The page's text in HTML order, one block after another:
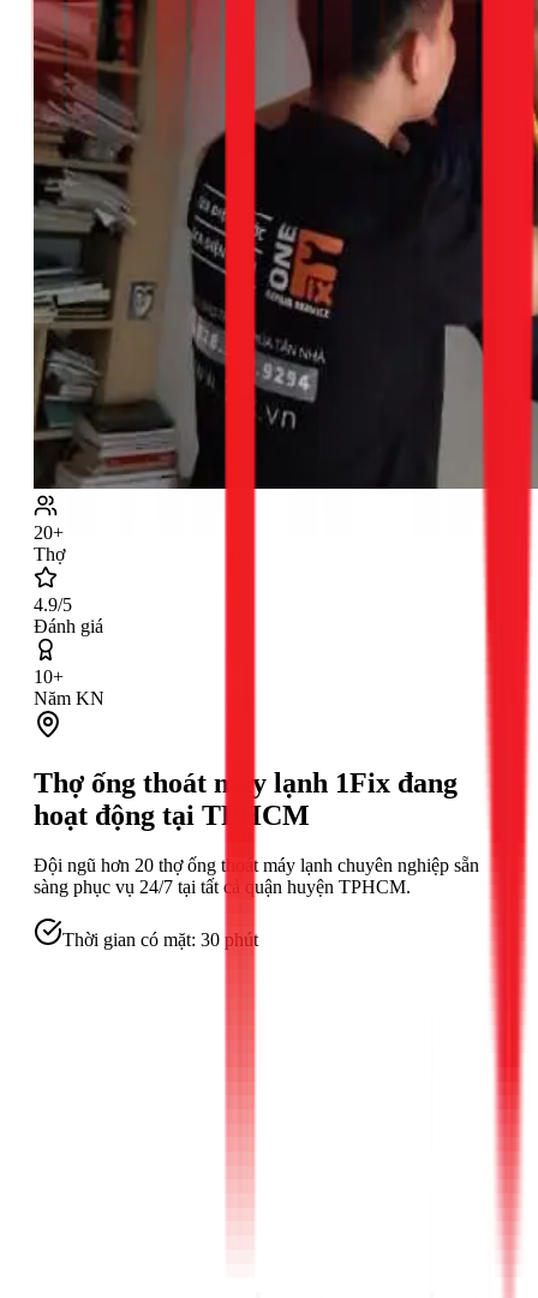
20+
Thợ
4.9/5
Đánh giá
10+
Năm KN
Thợ ống thoát máy lạnh 1Fix đang
hoạt động tại TPHCM
Đội ngũ hơn 20 thợ ống thoát máy lạnh chuyên nghiệp sẵn
sàng phục vụ 24/7 tại tất cả quận huyện TPHCM.
Thời gian có mặt: 30 phút